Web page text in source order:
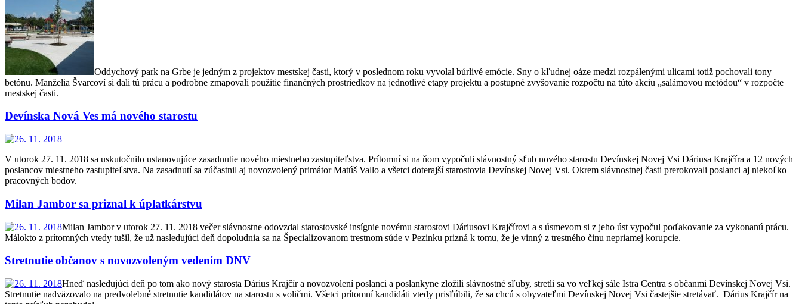
Oddychový park na Grbe je jedným z projektov mestskej časti, ktorý v poslednom roku vyvolal búrlivé emócie. Sny o kľudnej oáze medzi rozpálenými ulicami totiž pochovali tony
betónu. Manželia Švarcoví si dali tú prácu a podrobne zmapovali použitie finančných prostriedkov na jednotlivé etapy projektu a postupné zvyšovanie rozpočtu na túto akciu „salámovou metódou“ v rozpočte
mestskej časti.
Devínska Nová Ves má nového starostu
V utorok 27. 11. 2018 sa uskutočnilo ustanovujúce zasadnutie nového miestneho zastupiteľstva. Prítomní si na ňom vypočuli slávnostný sľub nového starostu Devínskej Novej Vsi Dáriusa Krajčíra a 12 nových
poslancov miestneho zastupiteľstva. Na zasadnutí sa zúčastnil aj novozvolený primátor Matúš Vallo a všetci doterajší starostovia Devínskej Novej Vsi. Okrem slávnostnej časti prerokovali poslanci aj niekoľko
pracovných bodov.
Milan Jambor sa priznal k úplatkárstvu
Milan Jambor v utorok 27. 11. 2018 večer slávnostne odovzdal starostovské insígnie novému starostovi Dáriusovi Krajčírovi a s úsmevom si z jeho úst vypočul poďakovanie za vykonanú prácu.
Málokto z prítomných vtedy tušil, že už nasledujúci deň dopoludnia sa na Špecializovanom trestnom súde v Pezinku prizná k tomu, že je vinný z trestného činu nepriamej korupcie.
Stretnutie občanov s novozvoleným vedením DNV
Hneď nasledujúci deň po tom ako nový starosta Dárius Krajčír a novozvolení poslanci a poslankyne zložili slávnostné sľuby, stretli sa vo veľkej sále Istra Centra s občanmi Devínskej Novej Vsi.
Stretnutie nadväzovalo na predvolebné stretnutie kandidátov na starostu s voličmi. Všetci prítomní kandidáti vtedy prisľúbili, že sa chcú s obyvateľmi Devínskej Novej Vsi častejšie stretávať. Dárius Krajčír na